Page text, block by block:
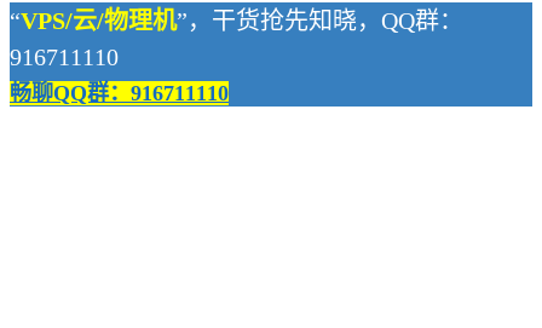
“VPS/云/物理机”，干货抢先知晓，QQ群：
916711110
畅聊QQ群：916711110